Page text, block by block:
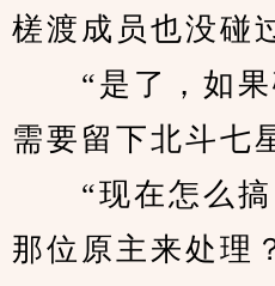
槎渡成员也没碰
“是了，如果
需要留下北斗七
“现在怎么搞
那位原主来处理